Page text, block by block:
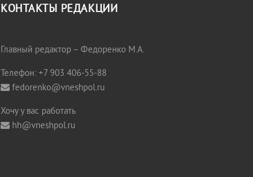
КОНТАКТЫ РЕДАКЦИИ
Главный редактор – Федоренко М.А.
Телефон: +7 903 406-55-88
fedorenko@vneshpol.ru
Хочу у вас работать
hh@vneshpol.ru